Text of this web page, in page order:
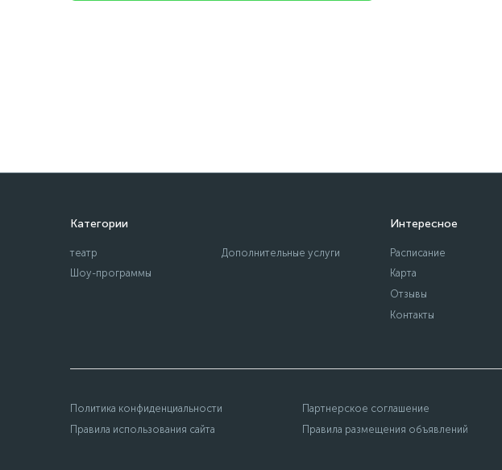
Категории
театр
Шоу-программы
Дополнительные услуги
Интересное
Расписание
Карта
Отзывы
Контакты
Политика конфиденциальности
Правила использования сайта
Партнерское соглашение
Правила размещения объявлений